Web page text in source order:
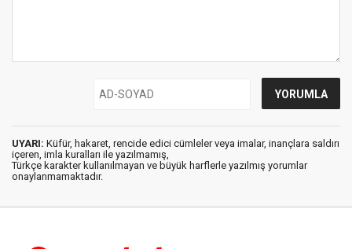
UYARI: Küfür, hakaret, rencide edici cümleler veya imalar, inançlara saldırı
içeren, imla kuralları ile yazılmamış,
Türkçe karakter kullanılmayan ve büyük harflerle yazılmış yorumlar
onaylanmamaktadır.